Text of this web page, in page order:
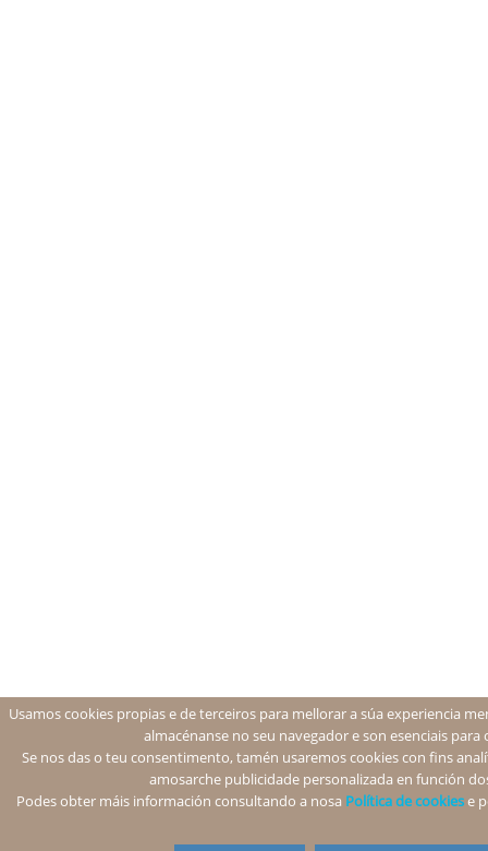
Usamos cookies propias e de terceiros para mellorar a súa experiencia
almacénanse no seu navegador e son esenciais
Se nos das o teu consentimento, tamén usaremos cookies con fins
amosarche publicidade personalizada en función
Podes obter máis información consultando a nosa Política de cookiese